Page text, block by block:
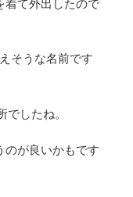
着て外出したので
そうな名前です
したね。
のが良いかもです